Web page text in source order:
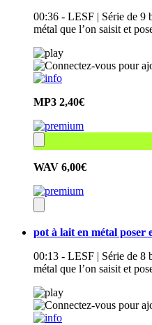
00:36 - LESF | Série de 9
métal que l’on saisit et
MP3 2,40€
WAV 6,00€
pot à lait en métal poser
00:13 - LESF | Série de 8
métal que l’on saisit et